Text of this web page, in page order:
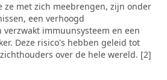
ze met zich meebrengen, zijn onder
een verhoogd
immuunsysteem en een
Deze risico's hebben geleid tot
over de hele wereld. [2]